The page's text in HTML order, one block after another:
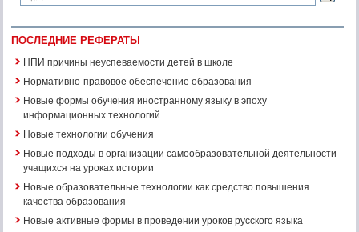
ПОСЛЕДНИЕ РЕФЕРАТЫ
НПИ причины неуспеваемости детей в школе
Нормативно-правовое обеспечение образования
Новые формы обучения иностранному языку в эпоху
информационных технологий
Новые технологии обучения
Новые подходы в организации самообразовательной деятельности
учащихся на уроках истории
Новые образовательные технологии как средство повышения
качества образования
Новые активные формы в проведении уроков русского языка